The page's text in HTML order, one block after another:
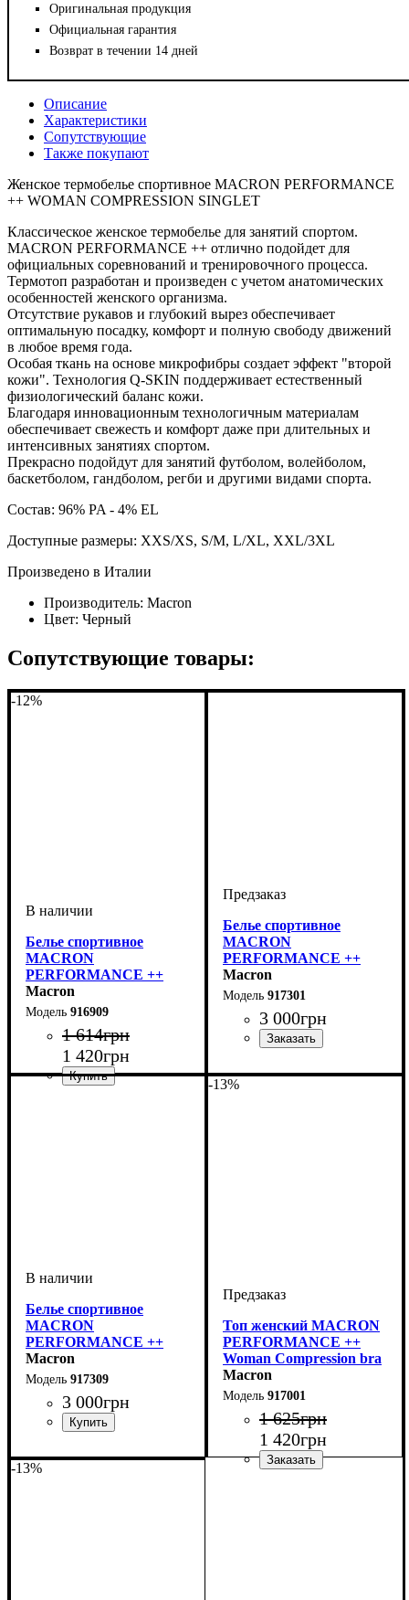
Оригинальная продукция
Официальная гарантия
Возврат в течении 14 дней
Описание
Характеристики
Сопутствующие
Также покупают
Женское термобелье спортивное MACRON PERFORMANCE
++ WOMAN COMPRESSION SINGLET
Классическое женское термобелье для занятий спортом.
MACRON PERFORMANCE ++ отлично подойдет для
официальных соревнований и тренировочного процесса.
Термотоп разработан и произведен с учетом анатомических
особенностей женского организма.
Отсутствие рукавов и глубокий вырез обеспечивает
оптимальную посадку, комфорт и полную свободу движений
в любое время года.
Особая ткань на основе микрофибры создает эффект "второй
кожи". Технология Q-SKIN поддерживает естественный
физиологический баланс кожи.
Благодаря инновационным технологичным материалам
обеспечивает свежесть и комфорт даже при длительных и
интенсивных занятиях спортом.
Прекрасно подойдут для занятий футболом, волейболом,
баскетболом, гандболом, регби и другими видами спорта.
Состав: 96% PA - 4% EL
Доступные размеры: XXS/XS, S/M, L/XL, XXL/3XL
Произведено в Италии
Производитель: Macron
Цвет: Черный
Сопутствующие товары:
-12%
Белье спортивное
MACRON
PERFORMANCE ++
Short pants (916909)
Macron
916909
1 614грн
1 420грн
Белье спортивное
MACRON
PERFORMANCE ++
Woman Compression top
long sleeves (917301)
Macron
917301
3 000грн
Белье спортивное
MACRON
PERFORMANCE ++
Woman Compression top
long sleeves (917309)
Macron
917309
3 000грн
-13%
Топ женский MACRON
PERFORMANCE ++
Woman Compression bra
(917001)
Macron
917001
1 625грн
1 420грн
-13%